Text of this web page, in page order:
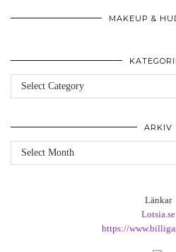
MAKEUP &
Kategorier
ARKIV
Arkiv
Länkar
Lotsia.se
https://